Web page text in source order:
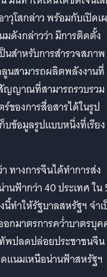
วุโสกล่าว พร้อมกับเปิดเ
ดังกล่าวว่า มีการติดตั้ง
สำหรับการสำรวจสภาพ
นสามารถผลิตพลังงานที่
ญญาณที่สามารถรวบรวม
ของการสื่อสารได้ในรูป
บข้อมูลรูปแบบหนึ่งที่เรียง
ทางการจีนได้ทำการส่ง
ฟ้ากว่า 40 ประเทศ ใน
ทำให้รัฐบาลสหรัฐฯ จำ
อกมาตรการคว่ำบาตรบุ
พปลดปล่อยประชาชนจีน
แนมเหนือน่านฟ้าสหรัฐฯ